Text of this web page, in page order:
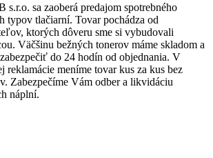
s.r.o. sa zaoberá predajom spotrebného
typov tlačiarní. Tovar pochádza od
, ktorých dôveru sme si vybudovali
Väčšinu bežných tonerov máme skladom a
do 24 hodín od objednania. V
reklamácie meníme tovar kus za kus bez
Zabezpečíme Vám odber a likvidáciu
náplní.